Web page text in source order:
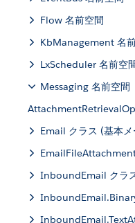
Flow 名前空間
KbManagement 名
LxScheduler 名前空
Messaging 名前空間
Email クラス (基本
InboundEmail クラ